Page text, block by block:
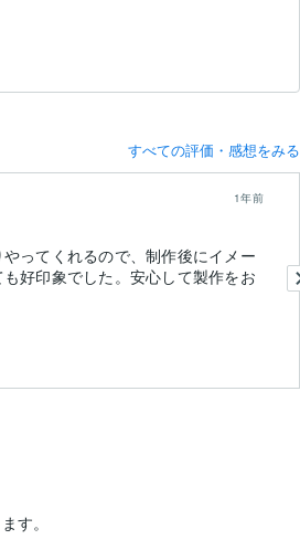
すべての評価・感想をみる
1年前
ってくれるので、制作後にイメー
好印象でした。安心して製作をお
す。